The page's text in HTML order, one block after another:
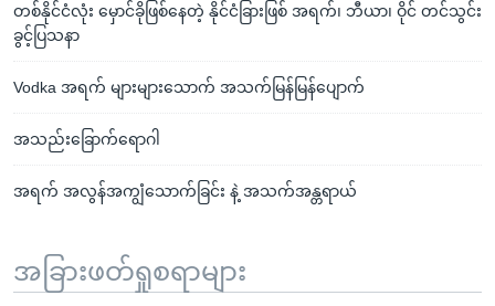
တစ်နိုင်ငံလုံး မှောင်ခိုဖြစ်နေတဲ့ နိုင်ငံခြားဖြစ် အရက်၊ ဘီယာ၊ ဝိုင် တင်သွင်း
ခွင့်ပြသနာ
Vodka အရက် များများသောက် အသက်မြန်မြန်ပျောက်
အသည်းခြောက်ရောဂါ
အရက် အလွန်အကျွံသောက်ခြင်း နဲ့ အသက်အန္တရာယ်
အခြားဖတ်ရှုစရာများ